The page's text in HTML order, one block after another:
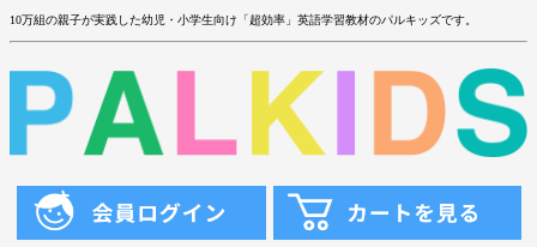
10万組の親子が実践した幼児・小学生向け「超効率」英語学習教材のパルキッズです。